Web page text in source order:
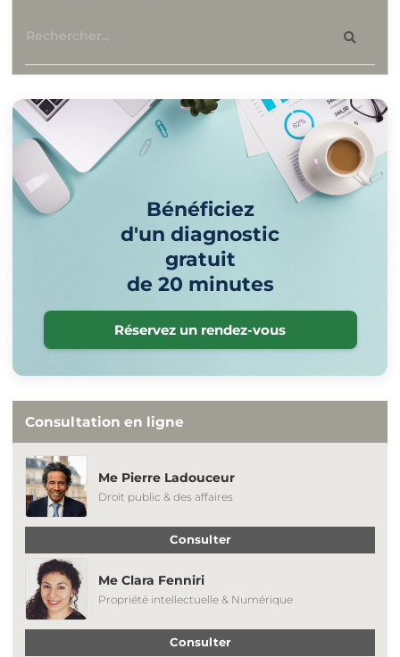
Bénéficiez
d'un diagnostic
gratuit
de 20 minutes
Réservez un rendez-vous
Consultation en ligne
Me Pierre Ladouceur
Droit public & des affaires
Consulter
Me Clara Fenniri
Propriété intellectuelle & Numérique
Consulter